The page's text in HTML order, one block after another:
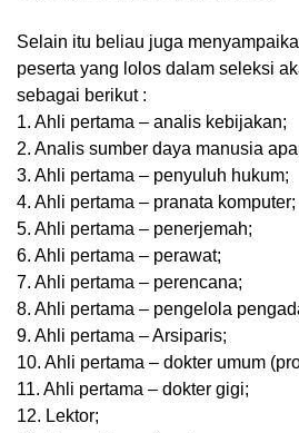
Selain itu beliau juga
peserta yang lolos dalam seleksi
sebagai berikut :
1. Ahli pertama – analis kebijakan;
2. Analis sumber daya manusia
3. Ahli pertama – penyuluh hukum;
4. Ahli pertama – pranata komputer;
5. Ahli pertama – penerjemah;
6. Ahli pertama – perawat;
7. Ahli pertama – perencana;
8. Ahli pertama – pengelola
9. Ahli pertama – Arsiparis;
10. Ahli pertama – dokter umum
11. Ahli pertama – dokter gigi;
12. Lektor;